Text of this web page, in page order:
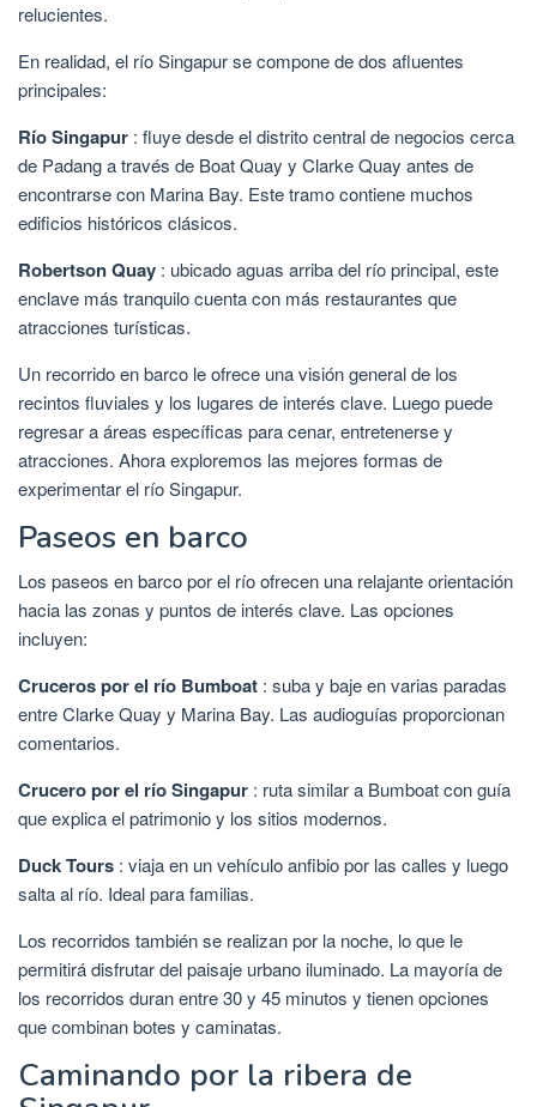
relucientes.
En realidad, el río Singapur se compone de dos afluentes
principales:
Río Singapur : fluye desde el distrito central de negocios cerca
de Padang a través de Boat Quay y Clarke Quay antes de
encontrarse con Marina Bay. Este tramo contiene muchos
edificios históricos clásicos.
Robertson Quay : ubicado aguas arriba del río principal, este
enclave más tranquilo cuenta con más restaurantes que
atracciones turísticas.
Un recorrido en barco le ofrece una visión general de los
recintos fluviales y los lugares de interés clave. Luego puede
regresar a áreas específicas para cenar, entretenerse y
atracciones. Ahora exploremos las mejores formas de
experimentar el río Singapur.
Paseos en barco
Los paseos en barco por el río ofrecen una relajante orientación
hacia las zonas y puntos de interés clave. Las opciones
incluyen:
Cruceros por el río Bumboat : suba y baje en varias paradas
entre Clarke Quay y Marina Bay. Las audioguías proporcionan
comentarios.
Crucero por el río Singapur : ruta similar a Bumboat con guía
que explica el patrimonio y los sitios modernos.
Duck Tours : viaja en un vehículo anfibio por las calles y luego
salta al río. Ideal para familias.
Los recorridos también se realizan por la noche, lo que le
permitirá disfrutar del paisaje urbano iluminado. La mayoría de
los recorridos duran entre 30 y 45 minutos y tienen opciones
que combinan botes y caminatas.
Caminando por la ribera de